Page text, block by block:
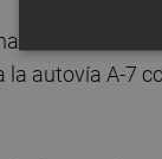
asumido
la autovía A-7